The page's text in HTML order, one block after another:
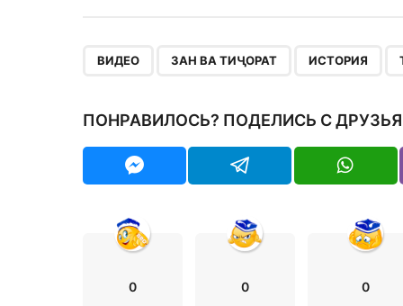
ВИДЕО ЗАН ВА ТИҶОРАТ ИСТОРИЯ
ПОНРАВИЛОСЬ? ПОДЕЛИСЬ С
0 0 0